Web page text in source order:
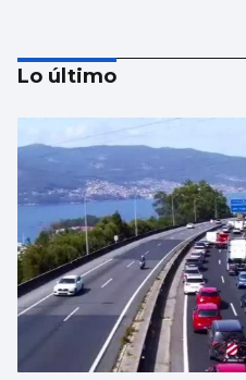
EEUU ve posible
inminente con Irán
Lo último